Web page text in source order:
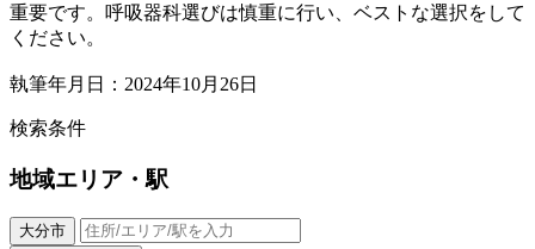
重要です。呼吸器科選びは慎重に行い、ベストな選択をして
ください。
執筆年月日：2024年10月26日
検索条件
地域エリア・駅
大分市